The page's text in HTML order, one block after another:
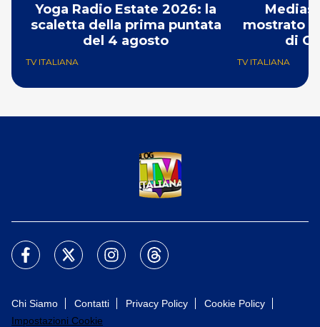
Yoga Radio Estate 2026: la
scaletta della prima puntata
del 4 agosto
TV ITALIANA
mostrato il
di
TV ITALIANA
Chi Siamo Contatti Privacy Policy
Cookie Policy
Impostazioni Cookie